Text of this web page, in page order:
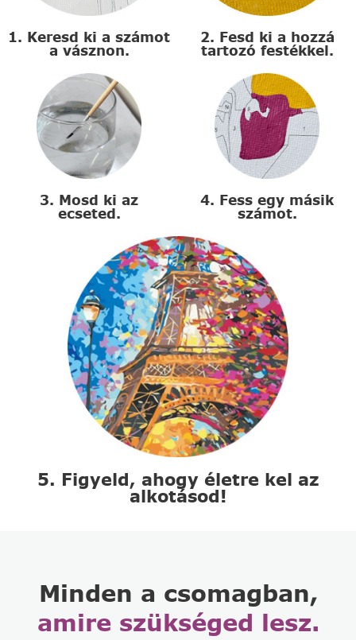
1. Keresd ki a számot
a vásznon.
2. Fesd ki a hozzá
tartozó festékkel.
3. Mosd ki az
ecseted.
4. Fess egy másik
számot.
5. Figyeld, ahogy életre kel az
alkotásod!
Minden a csomagban,
amire szükséged lesz.